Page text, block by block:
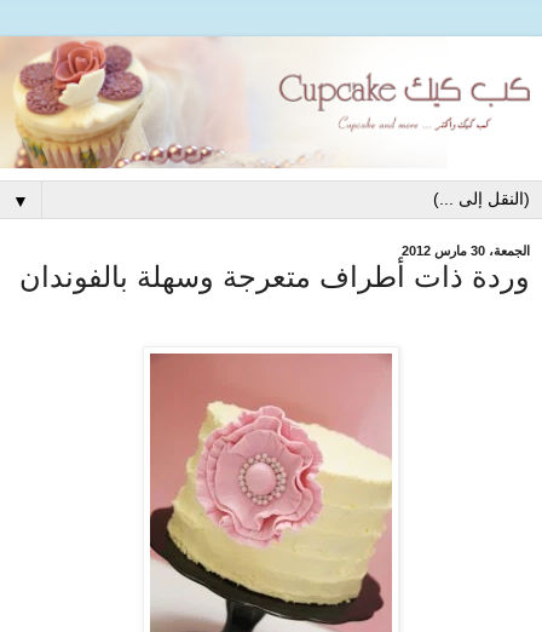
▼
الجمعة، 30 مارس 2012
وردة ذات أطراف متعرجة وسهلة بالفوندان